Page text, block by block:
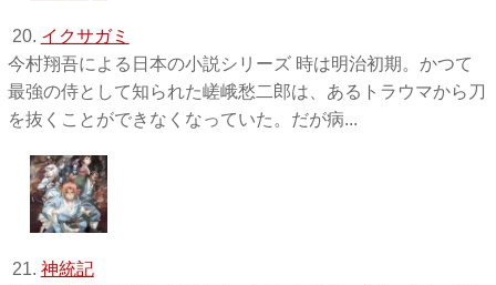
20. イクサガミ
今村翔吾による日本の小説シリーズ 時は明治初期。かつて
最強の侍として知られた嵯峨愁二郎は、あるトラウマから刀
を抜くことができなくなっていた。だが病...
21. 神統記